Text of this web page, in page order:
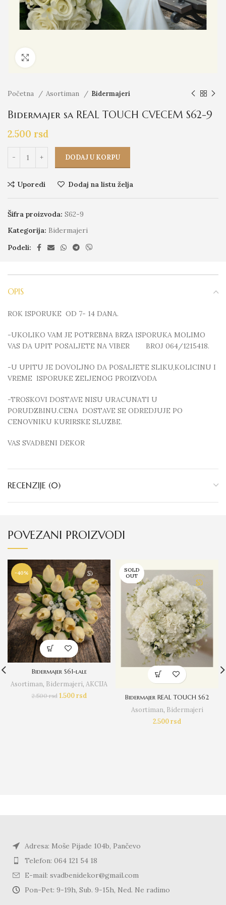
Početna Asortiman Bidermajeri
Bidermajer sa REAL TOUCH CVECEM S62-9
2.500 rsd
DODAJ U KORPU
Uporedi Dodaj na listu želja
Šifra proizvoda: S62-9
Kategorija: Bidermajeri
Podeli:
OPIS
ROK ISPORUKE OD 7- 14 DANA.
-UKOLIKO VAM JE POTREBNA BRZA ISPORUKA MOLIMO
VAS DA UPIT POSALJETE NA VIBER BROJ 064/1215418.
-U UPITU JE DOVOLJNO DA POSALJETE SLIKU,KOLICINU I
VREME ISPORUKE ZELJENOG PROIZVODA
-TROSKOVI DOSTAVE NISU URACUNATI U
PORUDZBINU.CENA DOSTAVE SE ODREDJUJE PO
CENOVNIKU KURIRSKE SLUZBE.
VAS SVADBENI DEKOR
RECENZIJE (0)
POVEZANI PROIZVODI
-40%
Bidermajer S61-lale
Asortiman, Bidermajeri, AKCIJA
2.500rsd 1.500rsd
SOLD
OUT
Bidermajer REAL TOUCH S62
Asortiman, Bidermajeri
2.500rsd
Adresa: Moše Pijade 104b, Pančevo
Telefon: 064 121 54 18
E-mail: svadbenidekor@gmail.com
Pon-Pet: 9-19h, Sub. 9-15h, Ned. Ne radimo